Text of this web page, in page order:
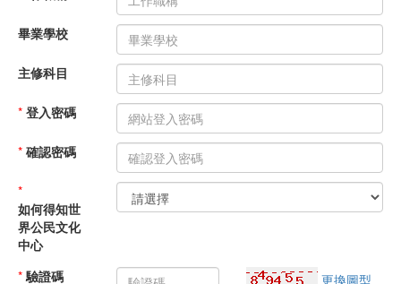
畢業學校
主修科目
* 登入密碼
* 確認密碼
*
如何得知世
界公民文化
中心
* 驗證碼 更換圖型